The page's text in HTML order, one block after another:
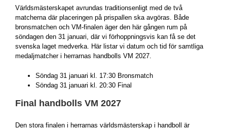
Världsmästerskapet avrundas traditionsenligt med de två
matcherna där placeringen på prispallen ska avgöras. Både
bronsmatchen och VM-finalen äger den här gången rum på
söndagen den 31 januari, där vi förhoppningsvis kan få se det
svenska laget medverka. Här listar vi datum och tid för samtliga
medaljmatcher i herrarnas handbolls VM 2027.
Söndag 31 januari kl. 17:30 Bronsmatch
Söndag 31 januari kl. 20:30 Final
Final handbolls VM 2027
Den stora finalen i herrarnas världsmästerskap i handboll är